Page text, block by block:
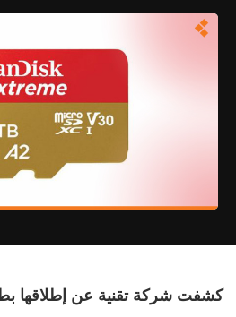
كشفت شركة تقنية عن إطلاقها